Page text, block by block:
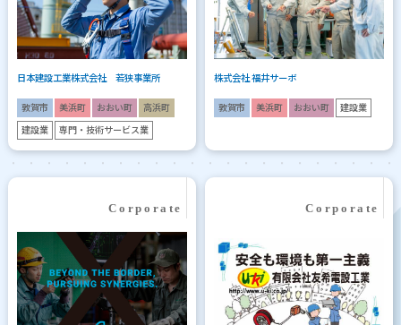
日本建設工業株式会社 若狭事業所
敦賀市 美浜町 おおい町 高浜町
建設業 専門・技術サービス業
株式会社 福井サーボ
敦賀市 美浜町 おおい町 建設業